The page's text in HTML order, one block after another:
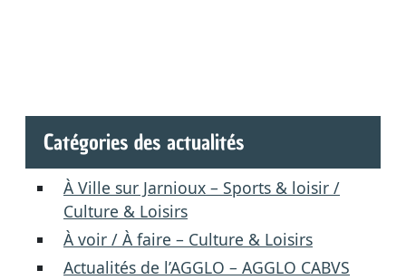
Catégories des actualités
À Ville sur Jarnioux – Sports & loisir /
Culture & Loisirs
À voir / À faire – Culture & Loisirs
Actualités de l’AGGLO – AGGLO CABVS